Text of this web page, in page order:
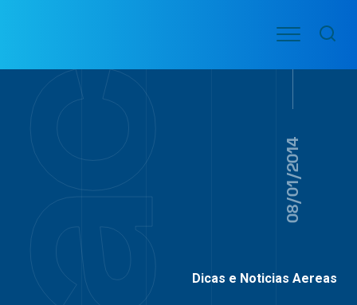
conteúdo
VOO
AÉREAS
Menu
08/01/2014
Dicas e Noticias Aereas